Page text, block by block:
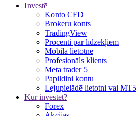
Investē
Konto CFD
Brokeru konts
TradingView
Procenti par līdzekļiem
Mobilā lietotne
Profesionāls klients
Meta trader 5
Papildini kontu
Lejupielādē lietotni vai MT5
Kur investēt?
Forex